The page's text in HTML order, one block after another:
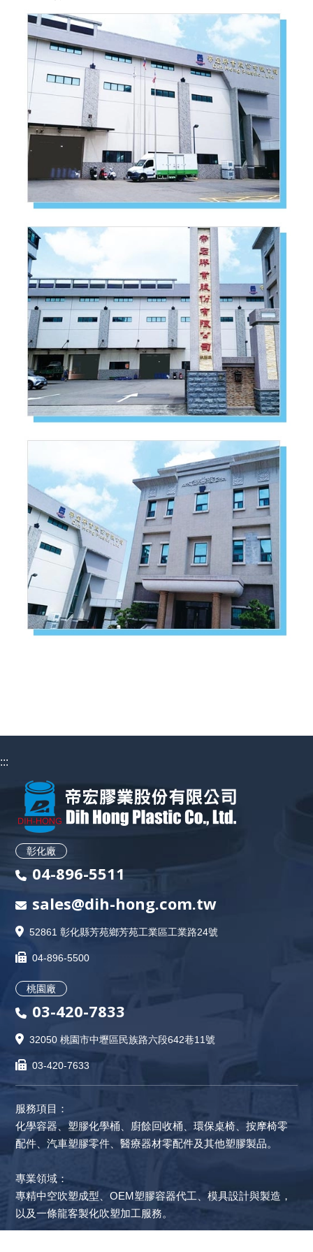
:::
彰化廠
04-896-5511
sales@dih-hong.com.tw
52861 彰化縣芳苑鄉芳苑工業區工業路24號
04-896-5500
桃園廠
03-420-7833
32050 桃園市中壢區民族路六段642巷11號
03-420-7633
服務項目：
化學容器、塑膠化學桶 廚餘回收桶 、環保桌椅、按摩椅零
配件、汽車塑膠零件 、醫療器材零配件及其他塑膠製品。
專業領域：
專精中空吹塑成型、OEM塑膠容器代工、模具設計與製造，
以及一條龍客製化吹塑加工服務。